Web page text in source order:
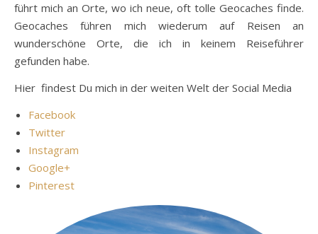
führt mich an Orte, wo ich neue, oft tolle Geocaches finde.
Geocaches führen mich wiederum auf Reisen an
wunderschöne Orte, die ich in keinem Reiseführer
gefunden habe.
Hier findest Du mich in der weiten Welt der Social Media
Facebook
Twitter
Instagram
Google+
Pinterest